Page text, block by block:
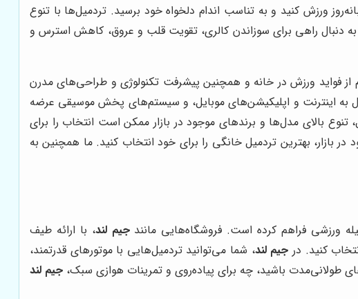
ورزش کنید و به تناسب اندام دلخواه خود برسید. تردمیل‌ها با تنوع
به دنبال راهی برای سوزاندن کالری، تقویت قلب و عروق، کاهش استرس و
فواید ورزش در خانه و همچنین پیشرفت تکنولوژی و طراحی‌های مدرن
به اینترنت و اپلیکیشن‌های موبایل، و سیستم‌های پخش موسیقی عرضه
بالای مدل‌ها و برندهای موجود در بازار ممکن است انتخاب را برای
بازار، بهترین تردمیل خانگی را برای خود انتخاب کنید. ما همچنین به
ورزشی فراهم کرده است. فروشگاه‌هایی مانندجیم لند، با ارائه طیف
کنید. در جیم لند، شما می‌توانید تردمیل‌هایی با موتورهای قدرتمند،
طولانی‌مدت باشید، چه برای پیاده‌روی و تمرینات هوازی سبک،جیم لند